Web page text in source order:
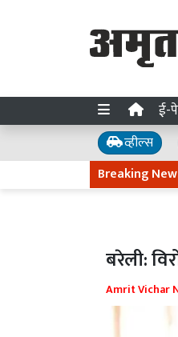
ई-
व्हील्स
Breaking
बरेली:
Amrit Vichar